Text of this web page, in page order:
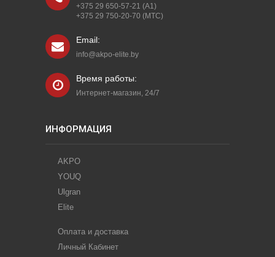
+375 29 650-57-21 (A1)
+375 29 750-20-70 (МТС)
Email:
info@akpo-elite.by
Время работы:
Интернет-магазин, 24/7
ИНФОРМАЦИЯ
AKPO
YOUQ
Ulgran
Elite
Оплата и доставка
Личный Кабинет